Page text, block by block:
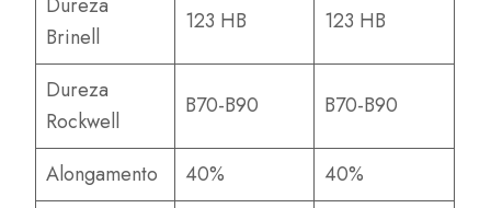
Brinell
123 HB 123 HB
Dureza
Rockwell
B70-B90 B70-B90
Alongamento 40%
40%